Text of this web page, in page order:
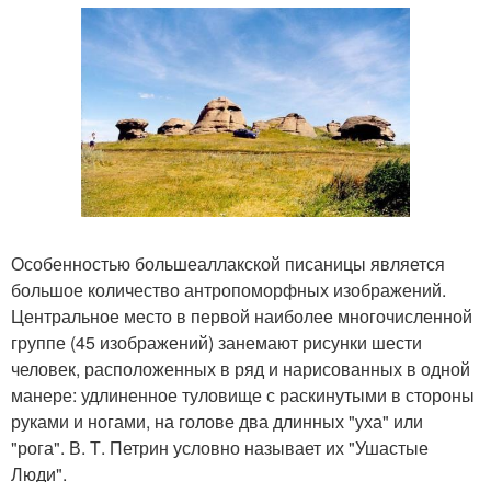
Особенностью большеаллакской писаницы является
большое количество антропоморфных изображений.
Центральное место в первой наиболее многочисленной
группе (45 изображений) занемают рисунки шести
человек, расположенных в ряд и нарисованных в одной
манере: удлиненное туловище с раскинутыми в стороны
руками и ногами, на голове два длинных "уха" или
"рога". В. Т. Петрин условно называет их "Ушастые
Люди".